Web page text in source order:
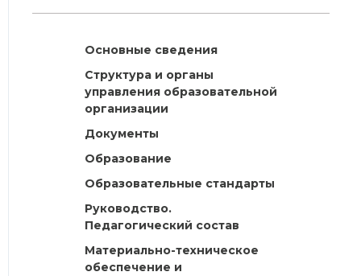
Основные сведения
Структура и органы
управления образовательной
организации
Документы
Образование
Образовательные стандарты
Руководство.
Педагогический состав
Материально-техническое
обеспечение и